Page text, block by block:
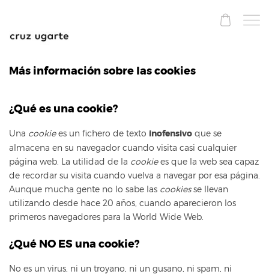
Más información sobre las cookies
¿Qué es una cookie?
Una cookiees un fichero de texto inofensivo que se
almacena en su navegador cuando visita casi cualquier
página web. La utilidad de la cookiees que la web sea capaz
de recordar su visita cuando vuelva a navegar por esa página.
Aunque mucha gente no lo sabe las cookiesse llevan
utilizando desde hace 20 años, cuando aparecieron los
primeros navegadores para la World Wide Web.
¿Qué NO ES una cookie?
No es un virus, ni un troyano, ni un gusano, ni spam, ni